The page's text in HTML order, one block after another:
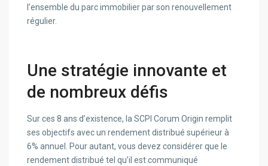
l’ensemble du parc immobilier par son renouvellement
régulier.
Une stratégie innovante et
de nombreux défis
Sur ces 8 ans d’existence, la SCPI Corum Origin remplit
ses objectifs avec un rendement distribué supérieur à
6% annuel. Pour autant, vous devez considérer que le
rendement distribué tel qu’il est communiqué